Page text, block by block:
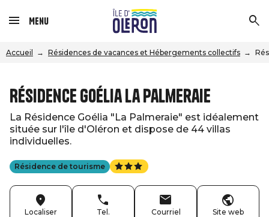
Menu
Accueil Résidences de vacances et Hébergements collectifs
Résidence Goélia La Palmeraie
La Résidence Goélia "La Palmeraie" est idéalement
située sur l'île d'Oléron et dispose de 44 villas
individuelles.
Résidence de tourisme
Localiser Tel. Courriel Site web